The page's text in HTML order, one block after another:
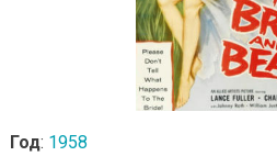
Год: 1958